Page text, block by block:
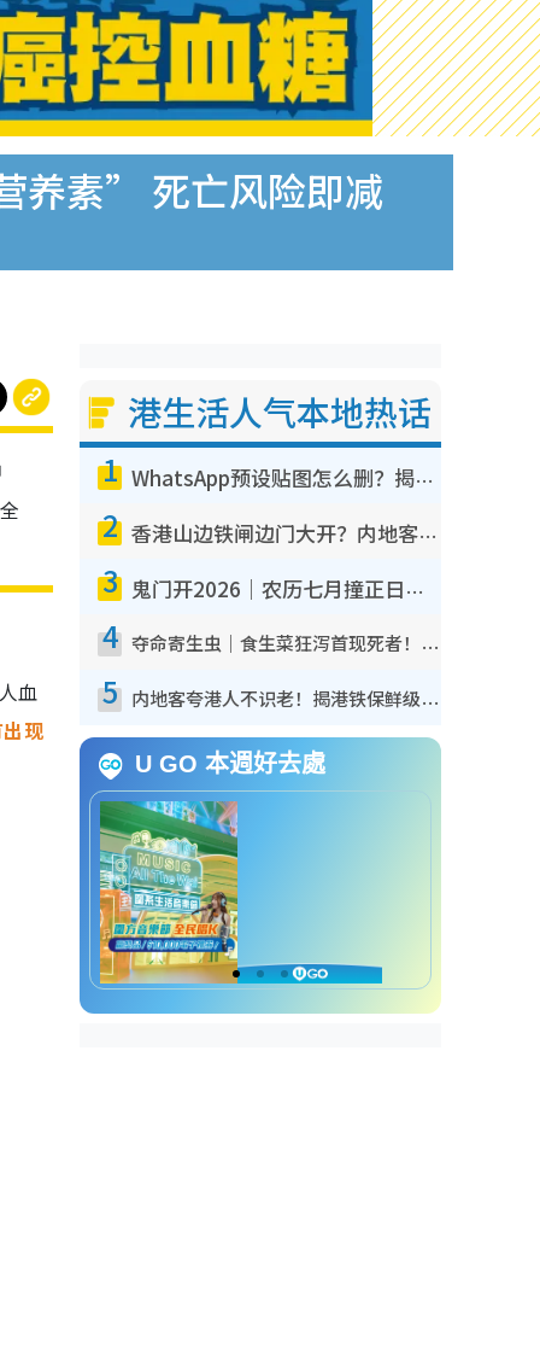
养素” 死亡风险即减
血
现
港生活人气本地热话
1 WhatsApp预设贴图怎么删？揭秘1招“反向操作”还原简洁界面 附3步实测教程
2 香港山边铁闸边门大开？内地客困惑意义何在！网友神回复：这种叫法理性防御
3 鬼门开2026｜农历七月撞正日全食特别邪？专家警告切忌做一事！揭4大禁忌+2招保平安
4 夺命寄生虫｜食生菜狂泻首现死者！疫潮恶化录1.8万宗病例 揭洗菜3大谬误
5 内地客夸港人不识老！揭港铁保鲜级冷气 港人求放过：别投诉
U GO 本週好去處